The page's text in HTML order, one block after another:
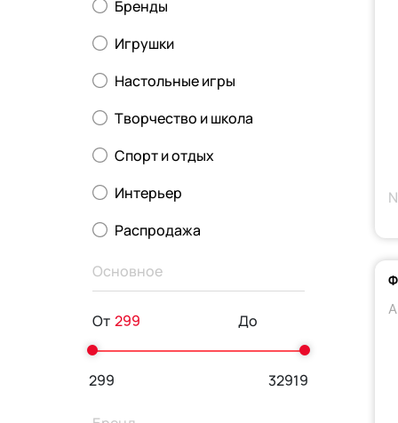
Бренды
Игрушки
Настольные игры
Творчество и школа
Спорт и отдых
Интерьер
Распродажа
Основное
От До
299 32919